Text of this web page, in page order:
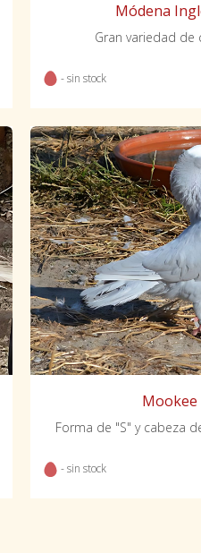
Módena
Gran variedad de
- sin stock
Mookee
Forma de "S" y cabeza
- sin stock